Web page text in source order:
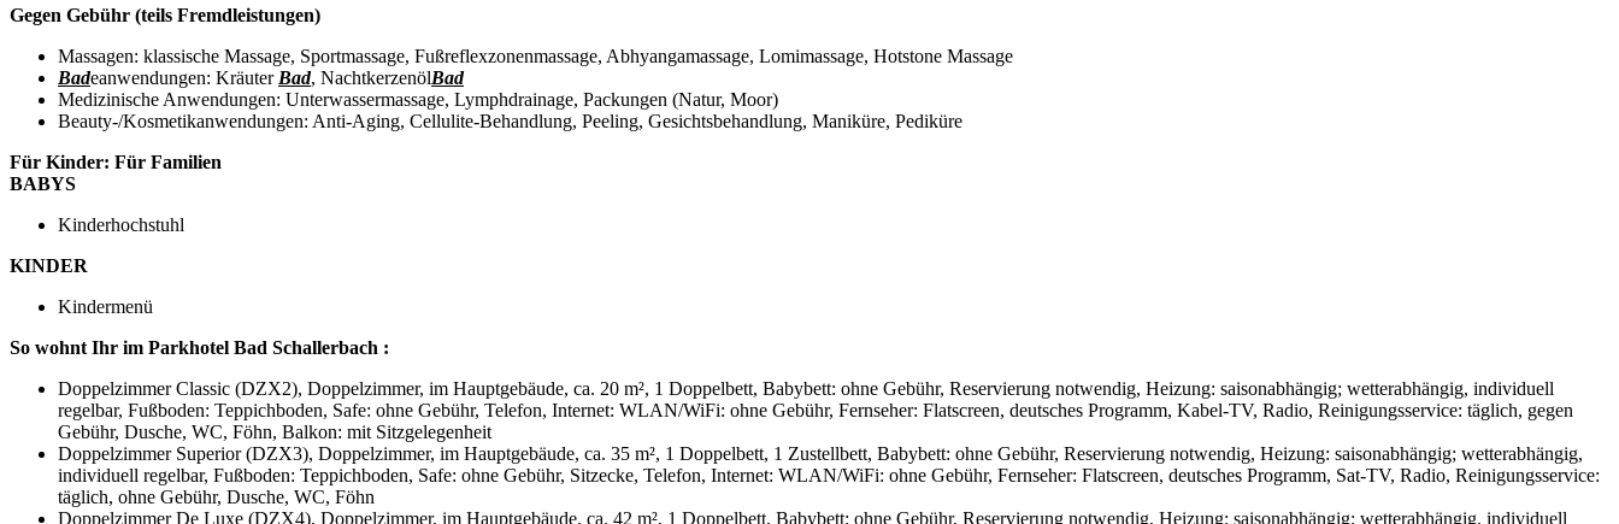
Gegen Gebühr (teils Fremdleistungen)
Massagen: klassische Massage, Sportmassage, Fußreflexzonenmassage, Abhyangamassage, Lomimassage, Hotstone Massage
Badeanwendungen: Kräuter Bad, NachtkerzenölBad
Medizinische Anwendungen: Unterwassermassage, Lymphdrainage, Packungen (Natur, Moor)
Beauty-/Kosmetikanwendungen: Anti-Aging, Cellulite-Behandlung, Peeling, Gesichtsbehandlung, Maniküre, Pediküre
Für Kinder: Für Familien
BABYS
Kinderhochstuhl
KINDER
Kindermenü
So wohnt Ihr im Parkhotel Bad Schallerbach :
Doppelzimmer Classic (DZX2), Doppelzimmer, im Hauptgebäude, ca. 20 m², 1 Doppelbett, Babybett: ohne Gebühr, Reservierung notwendig, Heizung: saisonabhängig; wetterabhängig, individuell
regelbar, Fußboden: Teppichboden, Safe: ohne Gebühr, Telefon, Internet: WLAN/WiFi: ohne Gebühr, Fernseher: Flatscreen, deutsches Programm, Kabel-TV, Radio, Reinigungsservice: täglich, gegen
Gebühr, Dusche, WC, Föhn, Balkon: mit Sitzgelegenheit
Doppelzimmer Superior (DZX3), Doppelzimmer, im Hauptgebäude, ca. 35 m², 1 Doppelbett, 1 Zustellbett, Babybett: ohne Gebühr, Reservierung notwendig, Heizung: saisonabhängig; wetterabhängig,
individuell regelbar, Fußboden: Teppichboden, Safe: ohne Gebühr, Sitzecke, Telefon, Internet: WLAN/WiFi: ohne Gebühr, Fernseher: Flatscreen, deutsches Programm, Sat-TV, Radio, Reinigungsservice:
täglich, ohne Gebühr, Dusche, WC, Föhn
Doppelzimmer De Luxe (DZX4), Doppelzimmer, im Hauptgebäude, ca. 42 m², 1 Doppelbett, Babybett: ohne Gebühr, Reservierung notwendig, Heizung: saisonabhängig; wetterabhängig, individuell